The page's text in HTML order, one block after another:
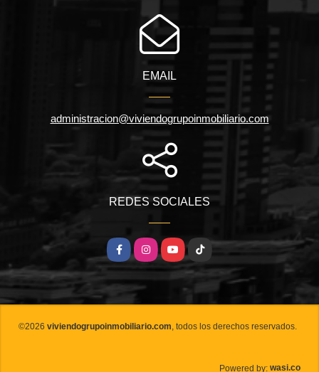
EMAIL
administracion@viviendogrupoinmobiliario.com
REDES SOCIALES
FacebookInstagramYouTubeTikTok
©2026 viviendogrupoinmobiliario.com, todos los derechos reservados.
Powered by: wasi.co